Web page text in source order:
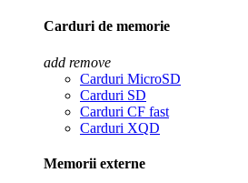
Carduri de memorie
add remove
Carduri MicroSD
Carduri SD
Carduri CF fast
Carduri XQD
Memorii externe